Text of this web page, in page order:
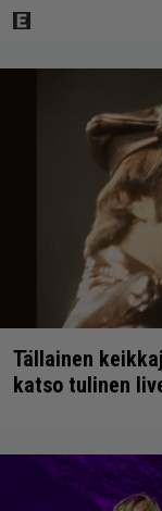
Tällainen
katso tulinen